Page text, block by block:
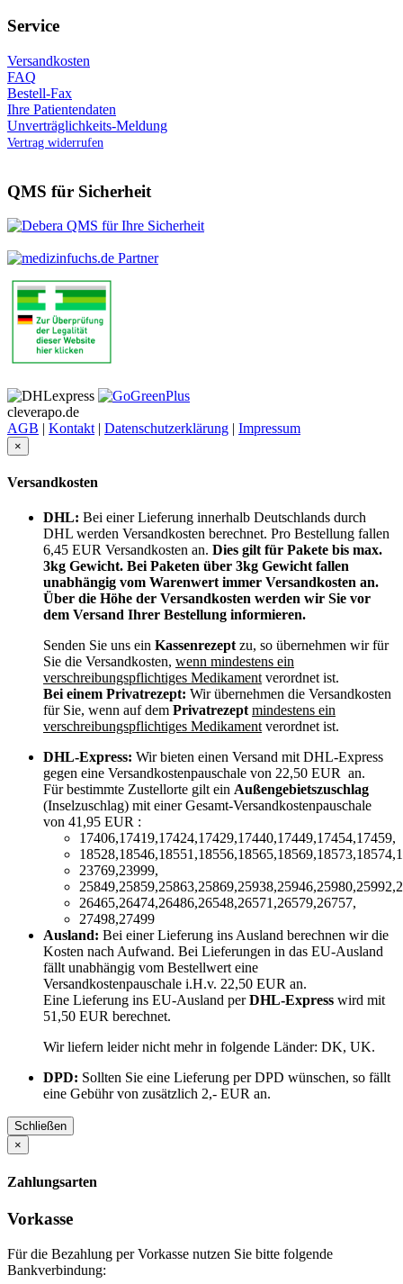
Service
Versandkosten
FAQ
Bestell-Fax
Ihre Patientendaten
Unverträglichkeits-Meldung
Vertrag widerrufen
QMS für Sicherheit
cleverapo.de
AGB | Kontakt | Datenschutzerklärung | Impressum
×
Versandkosten
DHL: Bei einer Lieferung innerhalb Deutschlands durch
DHL werden Versandkosten berechnet. Pro Bestellung fallen
6,45 EUR Versandkosten an. Dies gilt für Pakete bis max.
3kg Gewicht. Bei Paketen über 3kg Gewicht fallen
unabhängig vom Warenwert immer Versandkosten an.
Über die Höhe der Versandkosten werden wir Sie vor
dem Versand Ihrer Bestellung informieren.
Senden Sie uns ein Kassenrezeptzu, so übernehmen wir für
Sie die Versandkosten, wenn mindestens ein
verschreibungspflichtiges Medikamentverordnet ist.
Bei einem Privatrezept: Wir übernehmen die Versandkosten
für Sie, wenn auf dem Privatrezept mindestens ein
verschreibungspflichtiges Medikamentverordnet ist.
DHL-Express: Wir bieten einen Versand mit DHL-Express
gegen eine Versandkostenpauschale von 22,50 EUR an.
Für bestimmte Zustellorte gilt ein Außengebietszuschlag
(Inselzuschlag) mit einer Gesamt-Versandkostenpauschale
von 41,95 EUR :
17406,17419,17424,17429,17440,17449,17454,17459,
23769,23999,
26465,26474,26486,26548,26571,26579,26757,
27498,27499
Ausland: Bei einer Lieferung ins Ausland berechnen wir die
Kosten nach Aufwand. Bei Lieferungen in das EU-Ausland
fällt unabhängig vom Bestellwert eine
Versandkostenpauschale i.H.v. 22,50 EUR an.
Eine Lieferung ins EU-Ausland perDHL-Express wird mit
51,50 EUR berechnet.
Wir liefern leider nicht mehr in folgende Länder: DK, UK.
DPD: Sollten Sie eine Lieferung per DPD wünschen, so fällt
eine Gebühr von zusätzlich 2,- EUR an.
Schließen
×
Zahlungsarten
Vorkasse
Für die Bezahlung per Vorkasse nutzen Sie bitte folgende
Bankverbindung: